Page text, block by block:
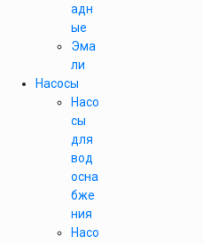
адн
ые
Эма
ли
Насосы
Насо
сы
для
вод
осна
бже
ния
Насо